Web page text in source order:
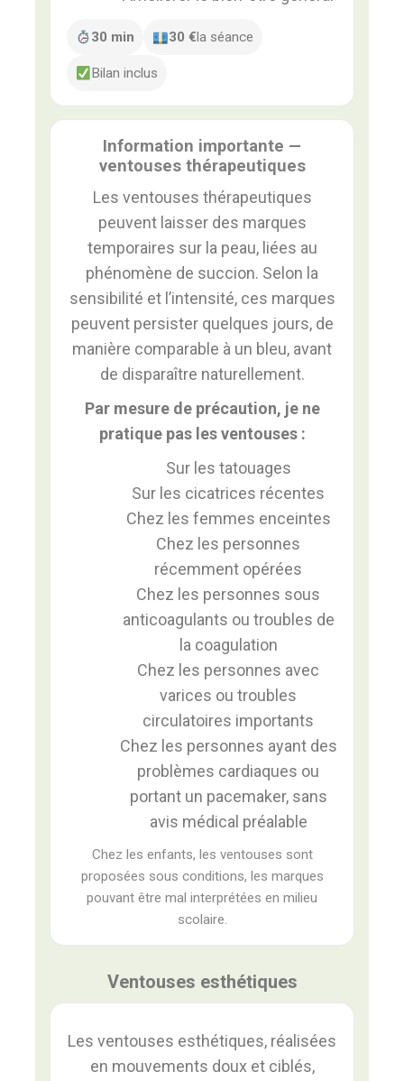
30 min 30 €la séance
Bilan inclus
Information importante —
ventouses thérapeutiques
Les ventouses thérapeutiques
peuvent laisser des marques
temporaires sur la peau, liées au
phénomène de succion. Selon la
sensibilité et l’intensité, ces marques
peuvent persister quelques jours, de
manière comparable à un bleu, avant
de disparaître naturellement.
Par mesure de précaution, je ne
pratique pas les ventouses :
Sur les tatouages
Sur les cicatrices récentes
Chez les femmes enceintes
Chez les personnes
récemment opérées
Chez les personnes sous
anticoagulants ou troubles de
la coagulation
Chez les personnes avec
varices ou troubles
circulatoires importants
Chez les personnes ayant des
problèmes cardiaques ou
portant un pacemaker, sans
avis médical préalable
Chez les enfants, les ventouses sont
proposées sous conditions, les marques
pouvant être mal interprétées en milieu
scolaire.
Ventouses esthétiques
Les ventouses esthétiques, réalisées
en mouvements doux et ciblés,